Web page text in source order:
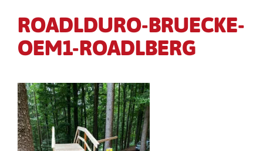
ROADLDURO-BRUECKE-
OEM1-ROADLBERG